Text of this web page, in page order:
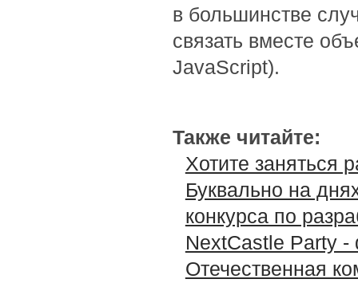
в большинстве
связать вместе
JavaScript).
Также читайте:
Хотите заняться
Буквально на
конкурса по
NextCastle Party -
Отечественная